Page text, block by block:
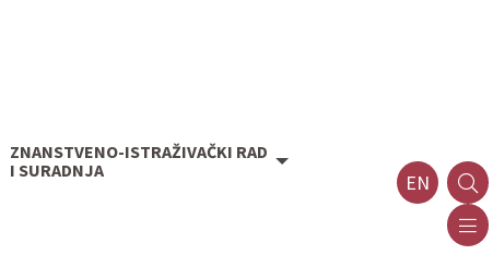
ZNANSTVENO-ISTRAŽIVAČKI RAD
I SURADNJA
EN